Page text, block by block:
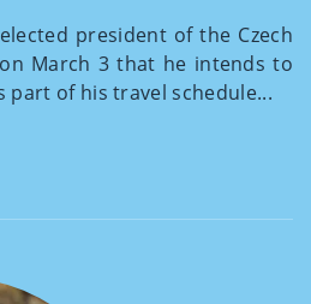
president of the Czech
March 3 that he intends to
part of his travel schedule...